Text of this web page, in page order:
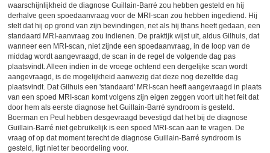
waarschijnlijkheid de diagnose Guillain-Barré zou hebben gesteld en hij
derhalve geen spoedaanvraag voor de MRI-scan zou hebben ingediend. Hij
stelt dat hij op grond van zijn bevindingen, net als hij thans heeft gedaan, een
standaard MRI-aanvraag zou indienen. De praktijk wijst uit, aldus Gilhuis, dat
wanneer een MRI-scan, niet zijnde een spoedaanvraag, in de loop van de
middag wordt aangevraagd, de scan in de regel de volgende dag pas
plaatsvindt. Alleen indien in de vroege ochtend een dergelijke scan wordt
aangevraagd, is de mogelijkheid aanwezig dat deze nog dezelfde dag
plaatsvindt. Dat Gilhuis een 'standaard' MRI-scan heeft aangevraagd in plaats
van een spoed MRI-scan komt volgens zijn eigen zeggen voort uit het feit dat
door hem als eerste diagnose het Guillain-Barré syndroom is gesteld.
Boerman en Peul hebben desgevraagd bevestigd dat het bij de diagnose
Guillain-Barré niet gebruikelijk is een spoed MRI-scan aan te vragen. De
vraag of op dat moment terecht de diagnose Guillain-Barré syndroom is
gesteld, ligt niet ter beoordeling voor.